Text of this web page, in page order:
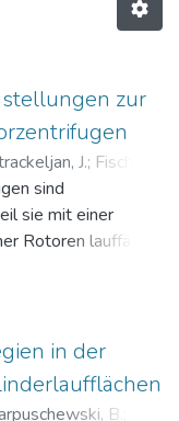
zur
J.; Fischer,
sind
sie mit einer
Rotoren lauffähig
Dynamik ist dies
Motor und Rotor
bleiben, obwohl
Masse und
unterscheiden.
in der
B.